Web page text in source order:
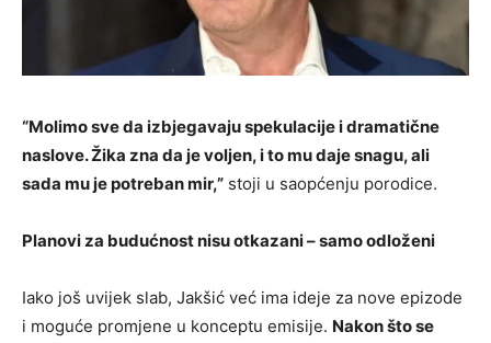
“Molimo sve da izbjegavaju spekulacije i dramatične
naslove. Žika zna da je voljen, i to mu daje snagu, ali
sada mu je potreban mir,” stoji u saopćenju porodice.
Planovi za budućnost nisu otkazani – samo odloženi
Iako još uvijek slab, Jakšić već ima ideje za nove epizode
i moguće promjene u konceptu emisije. Nakon što se